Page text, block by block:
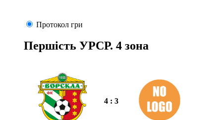
Протокол гри
Першість УРСР. 4 зона
4 : 3